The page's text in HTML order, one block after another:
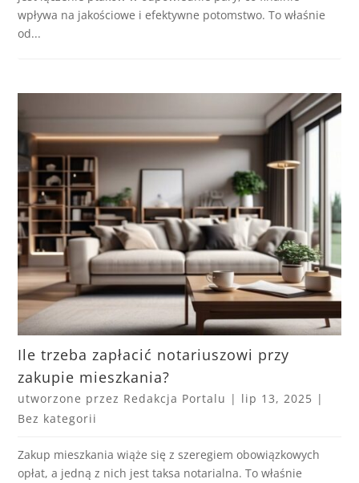
wpływa na jakościowe i efektywne potomstwo. To właśnie
od...
Ile trzeba zapłacić notariuszowi przy
zakupie mieszkania?
utworzone przez Redakcja Portalu | lip 13, 2025 |
Bez kategorii
Zakup mieszkania wiąże się z szeregiem obowiązkowych
opłat, a jedną z nich jest taksa notarialna. To właśnie